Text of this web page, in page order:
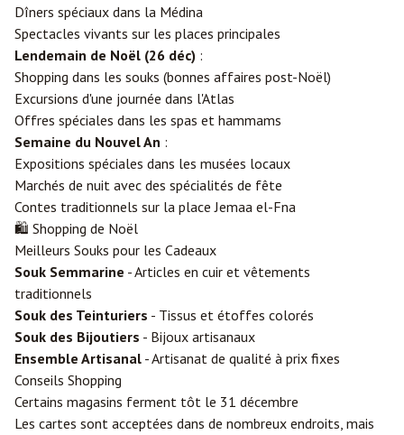
Dîners spéciaux dans la Médina
Spectacles vivants sur les places principales
Lendemain de Noël (26 déc) :
Shopping dans les souks (bonnes affaires post-Noël)
Excursions d'une journée dans l'Atlas
Offres spéciales dans les spas et hammams
Semaine du Nouvel An :
Expositions spéciales dans les musées locaux
Marchés de nuit avec des spécialités de fête
Contes traditionnels sur la place Jemaa el-Fna
🛍️ Shopping de Noël
Meilleurs Souks pour les Cadeaux
Souk Semmarine - Articles en cuir et vêtements
traditionnels
Souk des Teinturiers - Tissus et étoffes colorés
Souk des Bijoutiers - Bijoux artisanaux
Ensemble Artisanal - Artisanat de qualité à prix fixes
Conseils Shopping
Certains magasins ferment tôt le 31 décembre
Les cartes sont acceptées dans de nombreux endroits, mais